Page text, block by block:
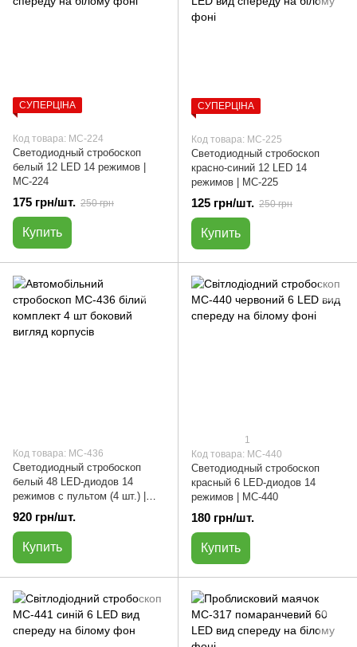
СУПЕРЦІНА
Код товара: МС-224
Светодиодный стробоскоп
белый 12 LED 14 режимов |
МС-224
175 грн/шт. 250 грн
Купить
СУПЕРЦІНА
Код товара: МС-225
Светодиодный стробоскоп
красно-синий 12 LED 14
режимов | МС-225
125 грн/шт. 250 грн
Купить
Код товара: МС-436
Светодиодный стробоскоп
белый 48 LED-диодов 14
режимов с пультом (4 шт.) |
МС-436
920 грн/шт.
Купить
1
Код товара: МС-440
Светодиодный стробоскоп
красный 6 LED-диодов 14
режимов | МС-440
180 грн/шт.
Купить